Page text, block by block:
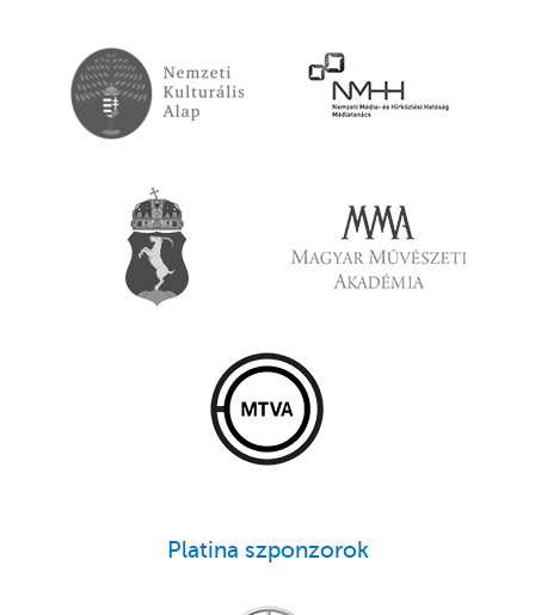
Platina szponzorok